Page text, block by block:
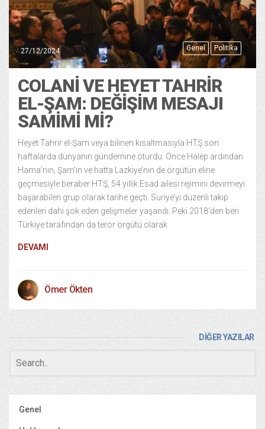
Genel Politika
27/12/2024
COLANI VE HEYET TAHRIR
EL-ŞAM: DEĞIŞIM MESAJI
SAMIMI MI?
Heyet Tahrir el-Şam veya bilinen kısaltmasıyla HTŞ son
haftalarda dünyanın gündemine oturdu. Önce Halep ardından
Hama’nın, Şam’ın ve hatta Lazkiye’nin de örgütün eline
geçmesiyle beraber HTŞ, 54 yıllık Esad ailesi rejimini devirmeyi
başarabilen grup olarak tarihe geçti. Suriye’yi düzenli takip
edenleri dahi şok eden gelişmeler yaşandı. Peki 2018’den beri
Türkiye tarafından da terör örgütü olarak
DEVAMI
Ömer Ökten
DİĞER YAZILAR
Genel